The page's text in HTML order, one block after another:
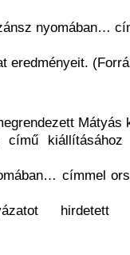
nyomában…
eredményeit.
Mátyás
kiállításához
címmel